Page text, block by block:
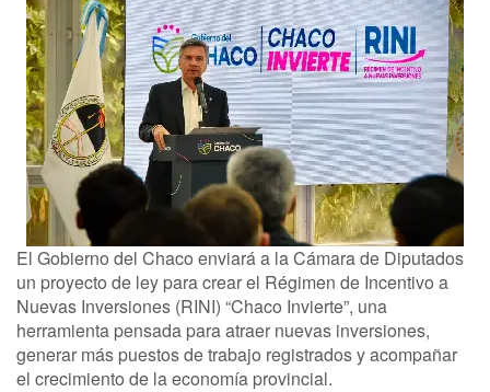
El Gobierno del Chaco enviará a la Cámara de Diputados
un proyecto de ley para crear el Régimen de Incentivo a
Nuevas Inversiones (RINI) “Chaco Invierte”, una
herramienta pensada para atraer nuevas inversiones,
generar más puestos de trabajo registrados y acompañar
el crecimiento de la economía provincial.